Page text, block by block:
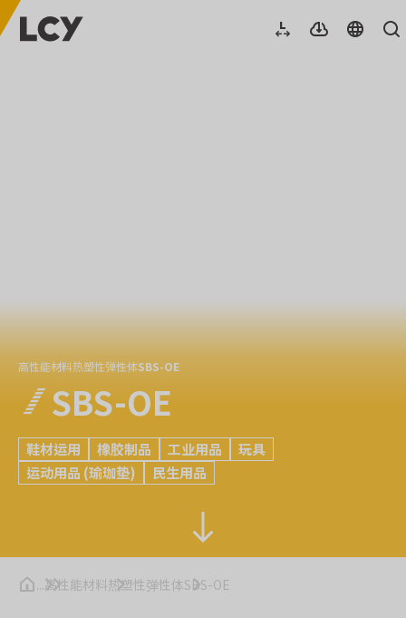
高性能材料热塑性弹性体SBS-OE
SBS-OE
鞋材运用 橡胶制品 工业用品
玩具
运动用品 (瑜珈垫)
民生用品
...高性能材料热塑性弹性体SBS-OE